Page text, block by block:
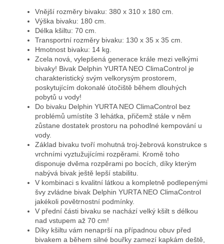
Vnější rozměry bivaku: 380 x 310 x 180 cm.
Výška bivaku: 180 cm.
Délka kšiltu: 70 cm.
Transportní rozměry bivaku: 130 x 35 x 35 cm.
Hmotnost bivaku: 14 kg.
Zcela nová, vylepšená generace krále mezi velkými
bivaky! Bivak Delphin YURTA NEO ClimaControl je
charakteristický svým velkorysým prostorem,
poskytujícím dokonalé útočiště během dlouhých
pobytů u vody!
Do bivaku Delphin YURTA NEO ClimaControl bez
problémů umístíte 3 lehátka, přičemž stále v něm
zůstane dostatek prostoru na pohodlné kempování u
vody.
Základ bivaku tvoří mohutná troj-žebrová konstrukce s
vrchními vyztužujícími rozpěrami. Kromě toho
disponuje dvěma rozpěrami po bocích, díky kterým
nabývá bivak ještě lepší stabilitu.
V kombinaci s kvalitní látkou a kompletně podlepenými
švy zvládne bivak Delphin YURTA NEO ClimaControl
jakékoli povětrnostní podmínky.
V přední části bivaku se nachází velký kšilt s délkou
nad vstupem až 70 cm!
Díky kšiltu vám nenaprší na případnou obuv před
bivakem a během silné bouřky zamezí kapkám deště,